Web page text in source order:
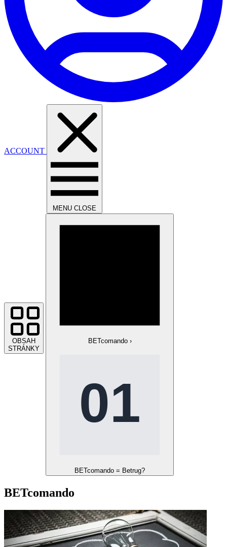
ACCOUNT
MENU CLOSE
OBSAH
STRÁNKY
BETcomando ›
BETcomando = Betrug?
BETcomando